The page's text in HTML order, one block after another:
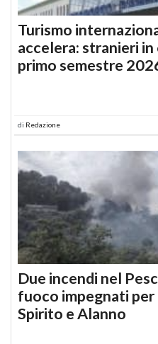
Turismo
accelera: stranieri
primo semestre
di Redazione
Due incendi nel
fuoco impegnati
Spirito e Alanno